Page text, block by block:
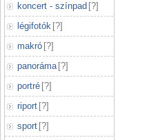
koncert - színpad [?]
légifotók [?]
makró [?]
panoráma [?]
portré [?]
riport [?]
sport [?]